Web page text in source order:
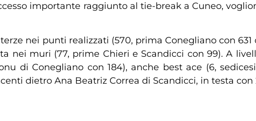
importante raggiunto al tie-break a Cuneo,
nei punti realizzati (570, prima Conegliano con
nei muri (77, prime Chieri e Scandicci con 99). A
di Conegliano con 184), anche best ace (6,
dietro Ana Beatriz Correa di Scandicci, in testa con